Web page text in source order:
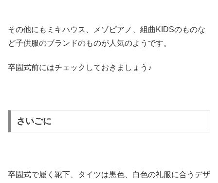
その他にもミキハウス、メゾピアノ、組曲KIDSのものな
ど子供服のブランドのものが人気のようです。
卒園式前にはチェックしておきましょう♪
さいごに
卒園式で履く靴下、タイツは黒色、白色の礼服に合うデザ